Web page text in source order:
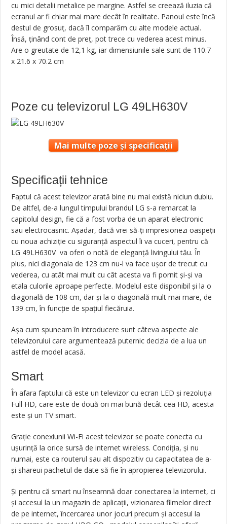
cu mici detalii metalice pe margine. Astfel se creează iluzia că
ecranul ar fi chiar mai mare decât în realitate. Panoul este încă
destul de grosuț, dacă îl comparăm cu alte modele actual.
Însă, ținând cont de preț, pot trece cu vederea acest minus.
Are o greutate de 12,1 kg, iar dimensiunile sale sunt de 110.7
x 21.6 x 70.2 cm
Poze cu televizorul LG 49LH630V
Mai multe poze și specificații
Specificații tehnice
Faptul că acest televizor arată bine nu mai există niciun dubiu.
De altfel, de-a lungul timpului brandul LG s-a remarcat la
capitolul design, fie că a fost vorba de un aparat electronic
sau electrocasnic. Așadar, dacă vrei să-ți impresionezi oaspeții
cu noua achiziție cu siguranță aspectul îi va cuceri, pentru că
LG 49LH630V va oferi o notă de eleganță livingului tău. În
plus, nici diagonala de 123 cm nu-l va face ușor de trecut cu
vederea, cu atât mai mult cu cât acesta va fi pornit și-și va
etala culorile aproape perfecte. Modelul este disponibil și la o
diagonală de 108 cm, dar și la o diagonală mult mai mare, de
139 cm, în funcție de spațiul fiecăruia.
Așa cum spuneam în introducere sunt câteva aspecte ale
televizorului care argumentează puternic decizia de a lua un
astfel de model acasă.
Smart
În afara faptului că este un televizor cu ecran LED și rezoluția
Full HD, care este de două ori mai bună decât cea HD, acesta
este și un TV smart.
Grație conexiunii Wi-Fi acest televizor se poate conecta cu
ușurință la orice sursă de internet wireless. Condiția, și nu
numai, este ca routerul sau alt dispozitiv cu capacitatea de a-
și shareui pachetul de date să fie în apropierea televizorului.
Și pentru că smart nu înseamnă doar conectarea la internet, ci
și accesul la un magazin de aplicații, vizionarea filmelor direct
de pe internet, încercarea unor jocuri precum și accesul la